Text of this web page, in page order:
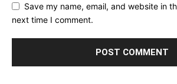
Save my name, email, and website in
next time I comment.